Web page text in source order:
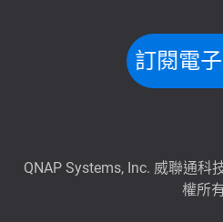
訂閱電
QNAP Systems, Inc. 威聯通
權所